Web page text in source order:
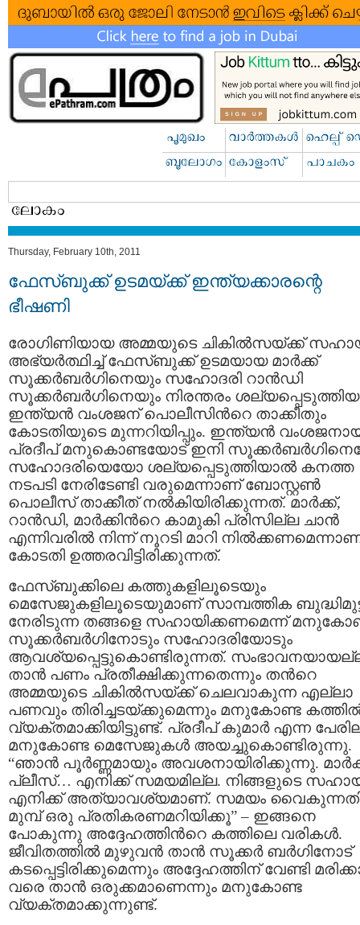
Thursday, February 10th, 2011
ഫേസ്ബുക്ക് ഉടമയ്ക്ക് ഇന്ത്യക്കാരന്റെ
ഭീഷണി
രോഗിണിയായ അമ്മയുടെ ചികില്‍‌സയ്ക്ക്
അഭ്യര്‍ത്ഥിച്ച് ഫേസ്ബുക്ക് ഉടമയായ മാര്‍ക്ക്
സൂക്കര്‍ബര്‍ഗിനെയും സഹോദരി റാന്‍ഡി
സൂക്കര്‍ബര്‍ഗിനെയും നിരന്തരം ശല്യപ്പെടുത്തിയ
ഇന്ത്യന്‍ വംശജന് പൊലീസിന്‍റെ താക്കീതും
കോടതിയുടെ മുന്നറിയിപ്പും. ഇന്ത്യന്‍
പ്രദീപ് മനുകൊണ്ടയോട് ഇനി
സഹോദരിയെയോ ശല്യപ്പെടുത്തിയാല്‍ കനത്ത
നടപടി നേരിടേണ്ടി വരുമെന്നാണ് ബോസ്റ്റണ്‍
പൊലീസ് താക്കീത് നല്‍‌കിയിരിക്കുന്നത്. മാര്‍ക്ക്,
റാന്‍ഡി, മാര്‍ക്കിന്‍റെ കാമുകി പ്രിസില്ല ചാന്‍
എന്നിവരില്‍ നിന്ന് നൂറടി മാറി
കോടതി ഉത്തരവിട്ടിരിക്കുന്നത്.
ഫേസ്ബുക്കിലെ കത്തുകളിലൂടെയും
മെസേജുകളിലൂടെയുമാണ് സാമ്പത്തിക
നേരിടുന്ന തങ്ങളെ സഹായിക്കണമെന്ന്
സൂക്കര്‍ബര്‍ഗിനോടും സഹോദരിയോടും
ആവശ്യപ്പെട്ടുകൊണ്ടിരുന്നത്.
താന്‍ പണം പ്രതീക്ഷിക്കുന്നതെന്നും തന്‍റെ
അമ്മയുടെ ചികില്‍‌സയ്ക്ക് ചെലവാകുന്ന എല്ലാ
പണവും തിരിച്ചടയ്ക്കുമെന്നും മനുകോണ്ട
വ്യക്തമാക്കിയിട്ടുണ്ട്. പ്രദീപ് കുമാര്‍ എന്ന
മനുകോണ്ട മെസേജുകള്‍ അയച്ചുകൊണ്ടിരുന്നു.
“ഞാന്‍ പൂര്‍ണ്ണമായും അവശനായിരിക്കുന്നു.
പ്ലീസ്… എനിക്ക് സമയമില്ല. നിങ്ങളുടെ
എനിക്ക് അത്യാവശ്യമാണ്. സമയം
മുമ്പ് ഒരു പ്രതികരണമറിയിക്കൂ” – ഇങ്ങനെ
പോകുന്നു അദ്ദേഹത്തിന്‍റെ കത്തിലെ വരികള്‍.
ജീവിതത്തില്‍ മുഴുവന്‍ താന്‍ സൂക്കര്‍ ബര്‍ഗിനോട്
കടപ്പെട്ടിരിക്കുമെന്നും അദ്ദേഹത്തിന് വേണ്ടി
വരെ താന്‍ ഒരുക്കമാണെന്നും മനുകോണ്ട
വ്യക്തമാക്കുന്നുണ്ട്.